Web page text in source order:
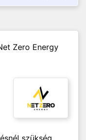
Zero Energy
szükség